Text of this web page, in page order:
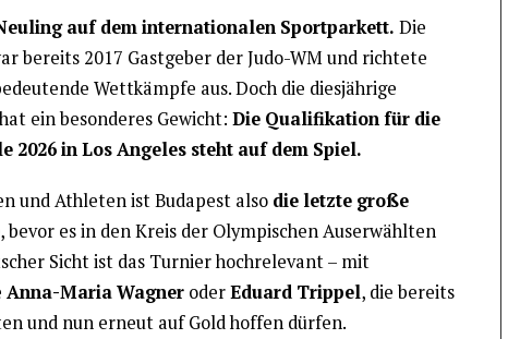
auf dem internationalen Sportparkett. Die
bereits 2017 Gastgeber der Judo-WM und richtete
Wettkämpfe aus. Doch die diesjährige
ein besonderes Gewicht: Die Qualifikation für die
2026 in Los Angeles steht auf dem Spiel.
und Athleten ist Budapest also die letzte große
, bevor es in den Kreis der Olympischen Auserwählten
Sicht ist das Turnier hochrelevant – mit
Anna-Maria WagneroderEduard Trippel, die bereits
und nun erneut auf Gold hoffen dürfen.